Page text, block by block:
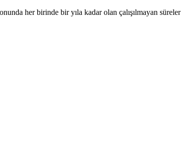
her birinde bir yıla kadar olan çalışılmayan süreler